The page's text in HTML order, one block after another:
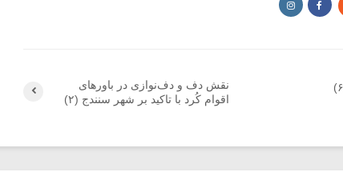
نقش دف و دف‌نوازی در باورهای
اقوام کُرد با تاکید بر شهر سنندج (۲)